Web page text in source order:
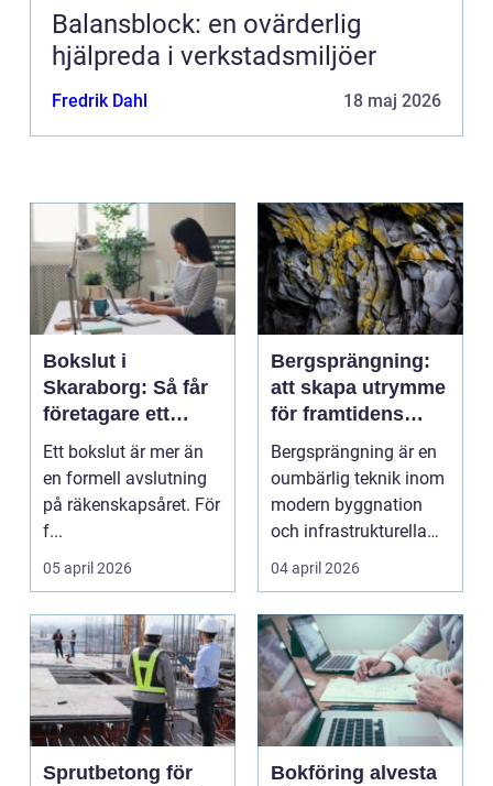
Balansblock: en ovärderlig
hjälpreda i verkstadsmiljöer
Fredrik Dahl 18 maj 2026
Bokslut i
Skaraborg: Så får
företagare ett
tryggt avslut på
året
Ett bokslut är mer än
en formell avslutning
på räkenskapsåret. För
f...
05 april 2026
Bergsprängning:
att skapa utrymme
för framtidens
infrastruktur
Bergsprängning är en
oumbärlig teknik inom
modern byggnation
och infrastrukturella
fr...
04 april 2026
Sprutbetong för
Bokföring alvesta